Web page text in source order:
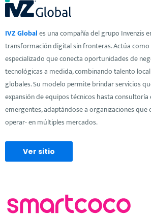
IVZ Globales una compañía del grupo Invenzis
transformación digital sin fronteras. Actúa
especializado que conecta oportunidades de
tecnológicas a medida, combinando talento
globales. Su modelo permite brindar servicios
expansión de equipos técnicos hasta consultoría
emergentes, adaptándose a organizaciones que
operar- en múltiples mercados.
Ver sitio